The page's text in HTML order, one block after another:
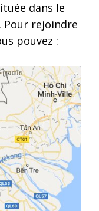
dans le
. Pour rejoindre
pouvez :